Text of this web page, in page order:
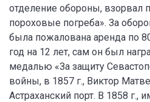
отделение обороны, взорвал
пороховые погреба». За
была пожалована аренда по
год на 12 лет, сам он был
медалью «За защиту
войны, в 1857 г., Виктор
Астраханский порт. В 1858